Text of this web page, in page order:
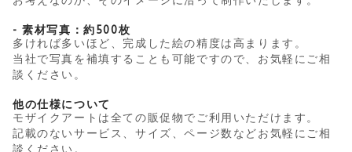
- 素材写真：約500枚
多ければ多いほど、完成した絵の精度は高まります。
当社で写真を補填することも可能ですので、お気軽にご相
談ください。
他の仕様について
モザイクアートは全ての販促物でご利用いただけます。
記載のないサービス、サイズ、ページ数などお気軽にご相